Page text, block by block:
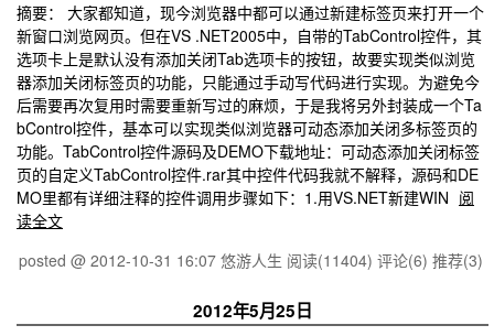
摘要： 大家都知道，现今浏览器中都可以通过新建标签页来打开一个
新窗口浏览网页。但在VS .NET2005中，自带的TabControl控件，其
选项卡上是默认没有添加关闭Tab选项卡的按钮，故要实现类似浏览
器添加关闭标签页的功能，只能通过手动写代码进行实现。为避免今
后需要再次复用时需要重新写过的麻烦，于是我将另外封装成一个Ta
bControl控件，基本可以实现类似浏览器可动态添加关闭多标签页的
功能。TabControl控件源码及DEMO下载地址：可动态添加关闭标签
页的自定义TabControl控件.rar其中控件代码我就不解释，源码和DE
MO里都有详细注释的控件调用步骤如下：1.用VS.NET新建WIN 阅
读全文
posted @ 2012-10-31 16:07 悠游人生 阅读(11404) 评论(6) 推荐(3)
2012年5月25日